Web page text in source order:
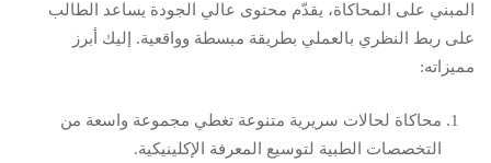
المبني على المحاكاة، يقدّم محتوى عالي الجودة يساعد الطالب
على ربط النظري بالعملي بطريقة مبسطة وواقعية. إليك أبرز
مميزاته:
محاكاة لحالات سريرية متنوعة تغطي مجموعة واسعة من
التخصصات الطبية لتوسيع المعرفة الإكلينيكية.